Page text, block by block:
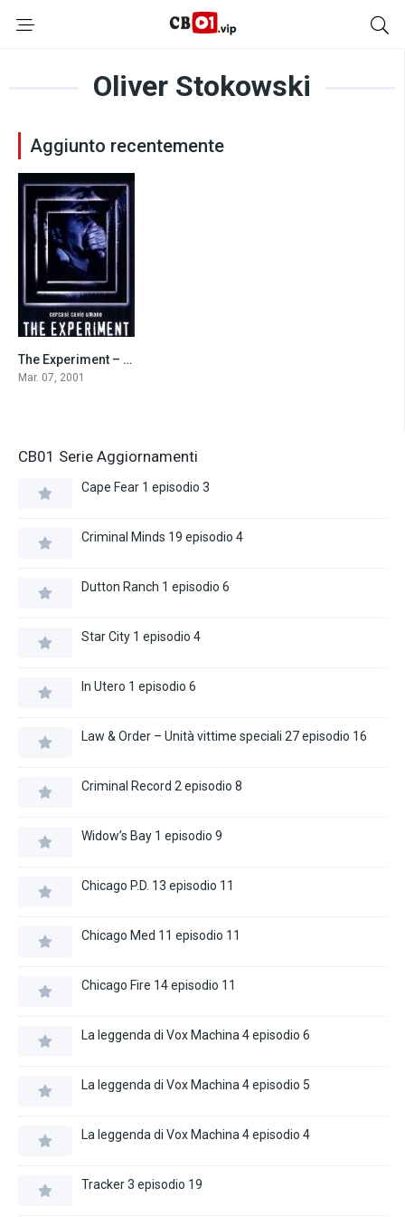
Oliver Stokowski
Aggiunto recentemente
7.7The Experiment – Cercasi cavie umane (2001)
Mar. 07, 2001
CB01 Serie Aggiornamenti
Cape Fear 1 episodio 3
Criminal Minds 19 episodio 4
Dutton Ranch 1 episodio 6
Star City 1 episodio 4
In Utero 1 episodio 6
Law & Order – Unità vittime speciali 27 episodio 16
Criminal Record 2 episodio 8
Widow’s Bay 1 episodio 9
Chicago P.D. 13 episodio 11
Chicago Med 11 episodio 11
Chicago Fire 14 episodio 11
La leggenda di Vox Machina 4 episodio 6
La leggenda di Vox Machina 4 episodio 5
La leggenda di Vox Machina 4 episodio 4
Tracker 3 episodio 19